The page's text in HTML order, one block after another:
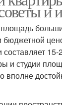
и
площадь
и студии
вполне